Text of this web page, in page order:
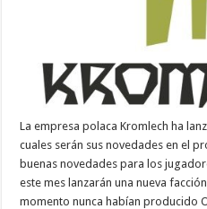
La empresa polaca Kromlech ha
cuales serán sus novedades en el
buenas novedades para los
este mes lanzarán una nueva
momento nunca habían producido